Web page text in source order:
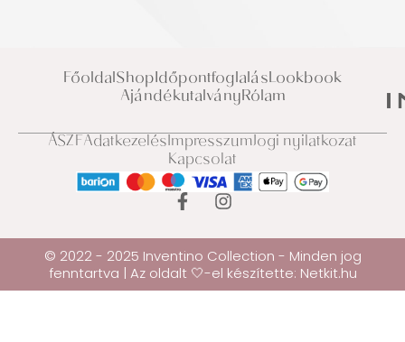
FőoldalShopIdőpontfoglalásLookbook
AjándékutalványRólam
ÁSZFAdatkezelésImpresszumJogi nyilatkozat
Kapcsolat
© 2022 - 2025 Inventino Collection - Minden jog
fenntartva | Az oldalt 🤍-el készítette: Netkit.hu